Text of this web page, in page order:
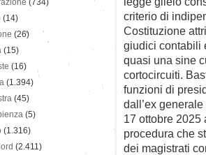
criterio di
Costituzione
giudici contabili
quasi una sine
cortocircuiti.
funzioni di
dall’ex
17 ottobre 2025
procedura che
dei magistrati
(734)
(14)
(26)
(15)
(16)
(1.394)
(45)
(5)
(1.316)
(2.411)